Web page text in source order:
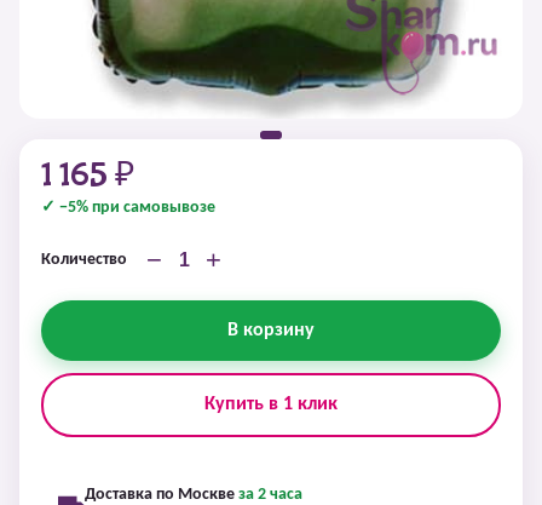
1 165 ₽
✓ −5% при самовывозе
Количество − +
В корзину
Купить в 1 клик
Доставка по Москве за 2 часа